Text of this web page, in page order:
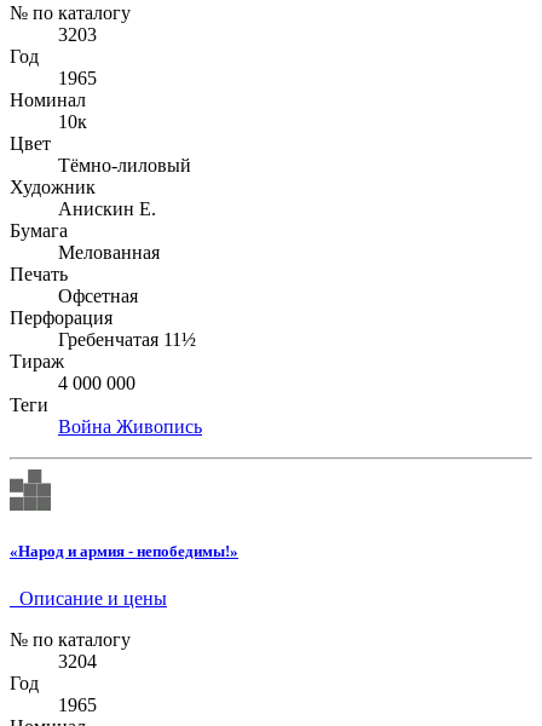
№ по каталогу
3203
Год
1965
Номинал
10к
Цвет
Тёмно-лиловый
Художник
Анискин Е.
Бумага
Мелованная
Печать
Офсетная
Перфорация
Гребенчатая 11½
Тираж
4 000 000
Теги
Война Живопись
«Народ и армия - непобедимы!»
Описание и цены
№ по каталогу
3204
Год
1965